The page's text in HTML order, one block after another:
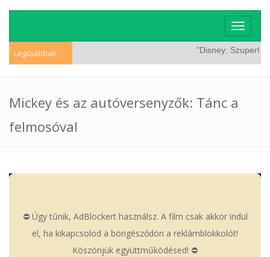
Toggle
Legújabbak: "Disney:
Mickey és az autóversenyzők: Tánc a
felmosóval
⛔ Úgy tűnik, AdBlockert használsz. A film csak akkor indul
el, ha kikapcsolod a böngésződön a reklámblokkolót!
Köszönjük együttműködésed! ⛔